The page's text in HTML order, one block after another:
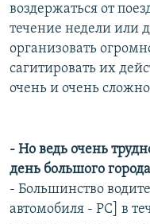
воздержаться от
течение недели или
организовать
сагитировать их
очень и очень
- Но ведь очень
день большого
- Большинство
автомобиля - РС] в